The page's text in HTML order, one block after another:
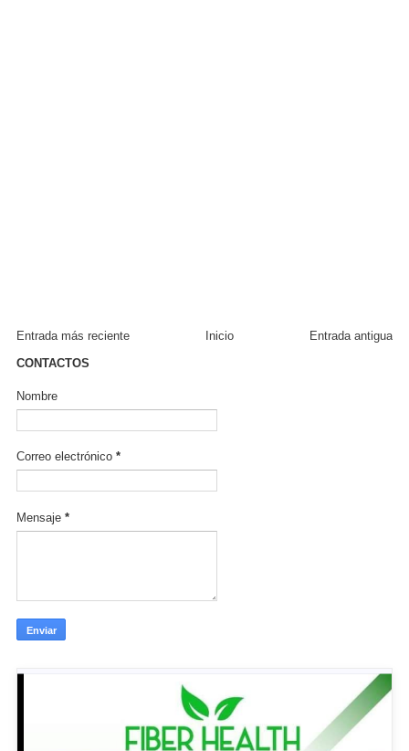
Entrada más reciente Entrada antigua
Inicio
CONTACTOS
Nombre
Correo electrónico *
Mensaje *